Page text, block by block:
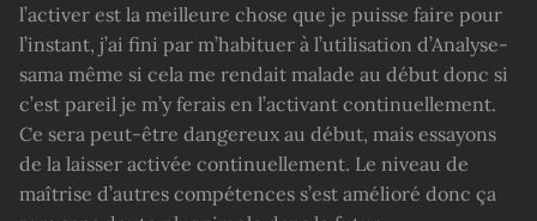
l’activer est la meilleure chose que je puisse faire pour
l’instant, j’ai fini par m’habituer à l’utilisation d’Analyse-
sama même si cela me rendait malade au début donc si
c’est pareil je m’y ferais en l’activant continuellement.
Ce sera peut-être dangereux au début, mais essayons
de la laisser activée continuellement. Le niveau de
maîtrise d’autres compétences s’est amélioré donc ça